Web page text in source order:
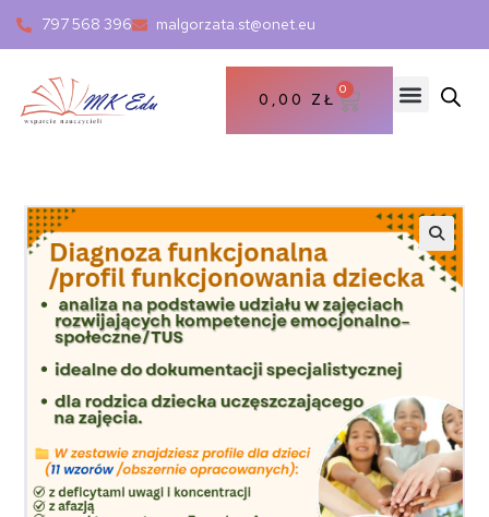
797 568 396 malgorzata.st@onet.eu
0,00 ZŁ
0
🔍